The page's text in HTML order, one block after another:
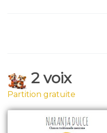
2 voix
Partition gratuite